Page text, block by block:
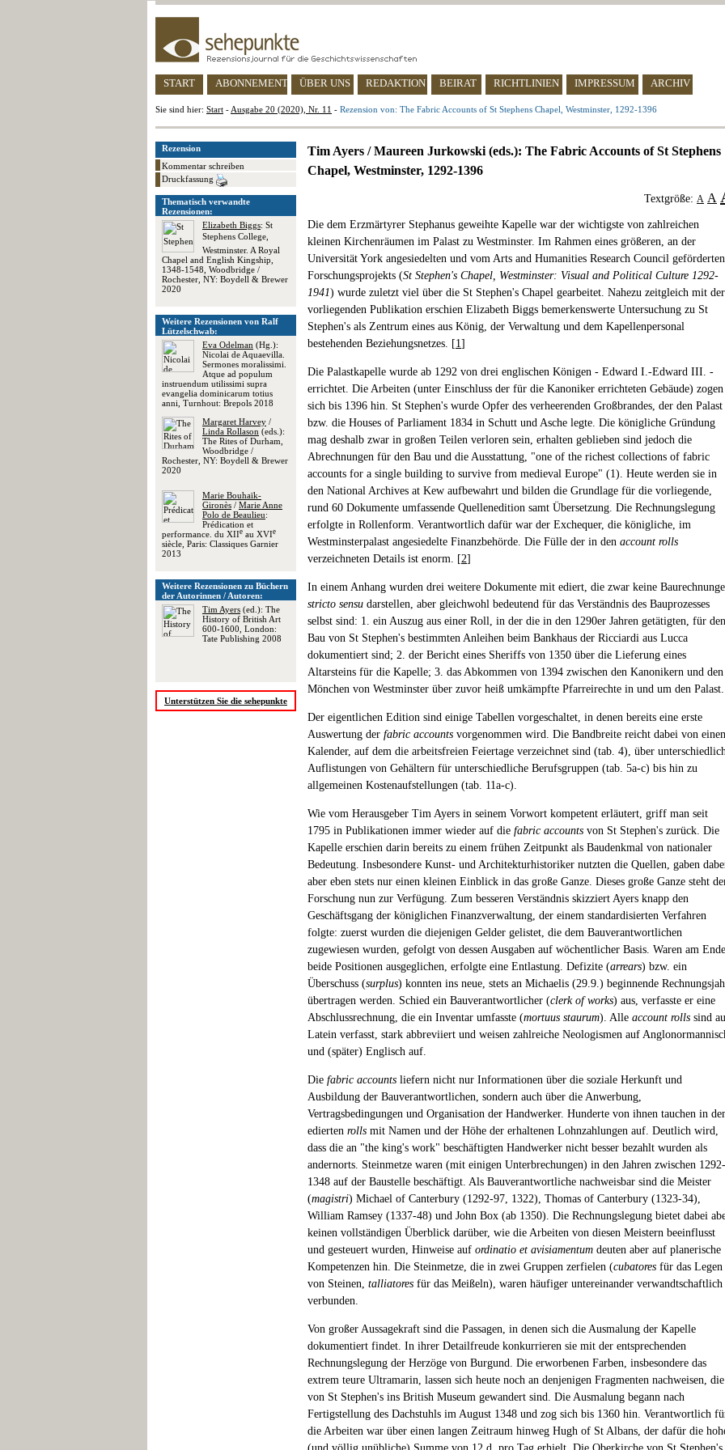
START ABONNEMENT ÜBER UNS REDAKTION BEIRAT RICHTLINIEN IMPRESSUM ARCHIV
Sie sind hier: Start - Ausgabe 20 (2020), Nr. 11 - Rezension von: The Fabric Accounts of St Stephens Chapel, Westminster, 1292-1396
Rezension
Kommentar schreiben
Druckfassung
Thematisch verwandte
Rezensionen:
Elizabeth Biggs: St
Stephens College,
Westminster. A Royal
Chapel and English Kingship,
1348-1548, Woodbridge /
Rochester, NY: Boydell & Brewer
2020
Weitere Rezensionen von Ralf
Lützelschwab:
Eva Odelman (Hg.):
Nicolai de Aquaevilla.
Sermones moralissimi.
Atque ad populum
instruendum utilissimi supra
evangelia dominicarum totius
anni, Turnhout: Brepols 2018
Margaret Harvey /
Linda Rollason (eds.):
The Rites of Durham,
Woodbridge /
Rochester, NY: Boydell & Brewer
2020
Marie Bouhaïk-
Gironès / Marie Anne
Polo de Beaulieu:
Prédication et
performance. du XIIe au XVIe
siècle, Paris: Classiques Garnier
2013
Weitere Rezensionen zu Büchern
der Autorinnen / Autoren:
Tim Ayers (ed.): The
History of British Art
600-1600, London:
Tate Publishing 2008
Unterstützen Sie die sehepunkte
Tim Ayers / Maureen Jurkowski (eds.): The Fabric Accounts of St Stephens
Chapel, Westminster, 1292-1396
Textgröße: A A
Die dem Erzmärtyrer Stephanus geweihte Kapelle war der wichtigste von zahlreichen
kleinen Kirchenräumen im Palast zu Westminster. Im Rahmen eines größeren, an der
Universität York angesiedelten und vom Arts and Humanities Research Council geförderten
Forschungsprojekts (St Stephen's Chapel, Westminster: Visual and Political Culture 1292-
1941) wurde zuletzt viel über die St Stephen's Chapel gearbeitet. Nahezu zeitgleich mit der
vorliegenden Publikation erschien Elizabeth Biggs bemerkenswerte Untersuchung zu St
Stephen's als Zentrum eines aus König, der Verwaltung und dem Kapellenpersonal
bestehenden Beziehungsnetzes. [1]
Die Palastkapelle wurde ab 1292 von drei englischen Königen - Edward I.-Edward III. -
errichtet. Die Arbeiten (unter Einschluss der für die Kanoniker errichteten Gebäude) zogen
sich bis 1396 hin. St Stephen's wurde Opfer des verheerenden Großbrandes, der den Palast
bzw. die Houses of Parliament 1834 in Schutt und Asche legte. Die königliche Gründung
mag deshalb zwar in großen Teilen verloren sein, erhalten geblieben sind jedoch die
Abrechnungen für den Bau und die Ausstattung, "one of the richest collections of fabric
accounts for a single building to survive from medieval Europe" (1). Heute werden sie in
den National Archives at Kew aufbewahrt und bilden die Grundlage für die vorliegende,
rund 60 Dokumente umfassende Quellenedition samt Übersetzung. Die Rechnungslegung
erfolgte in Rollenform. Verantwortlich dafür war der Exchequer, die königliche, im
Westminsterpalast angesiedelte Finanzbehörde. Die Fülle der in den account rolls
verzeichneten Details ist enorm. [2]
In einem Anhang wurden drei weitere Dokumente mit ediert, die zwar keine
stricto sensu darstellen, aber gleichwohl bedeutend für das Verständnis des Bauprozesses
selbst sind: 1. ein Auszug aus einer Roll, in der die in den 1290er Jahren getätigten, für den
Bau von St Stephen's bestimmten Anleihen beim Bankhaus der Ricciardi aus Lucca
dokumentiert sind; 2. der Bericht eines Sheriffs von 1350 über die Lieferung eines
Altarsteins für die Kapelle; 3. das Abkommen von 1394 zwischen den Kanonikern und den
Mönchen von Westminster über zuvor heiß umkämpfte Pfarreirechte in und um den Palast.
Der eigentlichen Edition sind einige Tabellen vorgeschaltet, in denen bereits eine erste
Auswertung der fabric accounts vorgenommen wird. Die Bandbreite reicht dabei von
Kalender, auf dem die arbeitsfreien Feiertage verzeichnet sind (tab. 4), über
Auflistungen von Gehältern für unterschiedliche Berufsgruppen (tab. 5a-c) bis hin zu
allgemeinen Kostenaufstellungen (tab. 11a-c).
Wie vom Herausgeber Tim Ayers in seinem Vorwort kompetent erläutert, griff man seit
1795 in Publikationen immer wieder auf die fabric accounts von St Stephen's zurück. Die
Kapelle erschien darin bereits zu einem frühen Zeitpunkt als Baudenkmal von nationaler
Bedeutung. Insbesondere Kunst- und Architekturhistoriker nutzten die Quellen, gaben
aber eben stets nur einen kleinen Einblick in das große Ganze. Dieses große Ganze steht
Forschung nun zur Verfügung. Zum besseren Verständnis skizziert Ayers knapp den
Geschäftsgang der königlichen Finanzverwaltung, der einem standardisierten Verfahren
folgte: zuerst wurden die diejenigen Gelder gelistet, die dem Bauverantwortlichen
zugewiesen wurden, gefolgt von dessen Ausgaben auf wöchentlicher Basis. Waren am Ende
beide Positionen ausgeglichen, erfolgte eine Entlastung. Defizite (arrears) bzw. ein
Überschuss (surplus) konnten ins neue, stets an Michaelis (29.9.) beginnende
übertragen werden. Schied ein Bauverantwortlicher (clerk of works) aus, verfasste er eine
Abschlussrechnung, die ein Inventar umfasste (mortuus staurum). Alle account rolls sind
Latein verfasst, stark abbreviiert und weisen zahlreiche Neologismen auf
und (später) Englisch auf.
Die fabric accounts liefern nicht nur Informationen über die soziale Herkunft und
Ausbildung der Bauverantwortlichen, sondern auch über die Anwerbung,
Vertragsbedingungen und Organisation der Handwerker. Hunderte von ihnen tauchen in
edierten rolls mit Namen und der Höhe der erhaltenen Lohnzahlungen auf. Deutlich wird,
dass die an "the king's work" beschäftigten Handwerker nicht besser bezahlt wurden als
andernorts. Steinmetze waren (mit einigen Unterbrechungen) in den Jahren zwischen 1292-
1348 auf der Baustelle beschäftigt. Als Bauverantwortliche nachweisbar sind die Meister
(magistri) Michael of Canterbury (1292-97, 1322), Thomas of Canterbury (1323-34),
William Ramsey (1337-48) und John Box (ab 1350). Die Rechnungslegung bietet dabei
keinen vollständigen Überblick darüber, wie die Arbeiten von diesen Meistern beeinflusst
und gesteuert wurden, Hinweise auf ordinatio et avisiamentum deuten aber auf planerische
Kompetenzen hin. Die Steinmetze, die in zwei Gruppen zerfielen (cubatores für das Legen
von Steinen, talliatores für das Meißeln), waren häufiger untereinander verwandtschaftlich
verbunden.
Von großer Aussagekraft sind die Passagen, in denen sich die Ausmalung der Kapelle
dokumentiert findet. In ihrer Detailfreude konkurrieren sie mit der entsprechenden
Rechnungslegung der Herzöge von Burgund. Die erworbenen Farben, insbesondere das
extrem teure Ultramarin, lassen sich heute noch an denjenigen Fragmenten nachweisen, die
von St Stephen's ins British Museum gewandert sind. Die Ausmalung begann nach
Fertigstellung des Dachstuhls im August 1348 und zog sich bis 1360 hin. Verantwortlich
die Arbeiten war über einen langen Zeitraum hinweg Hugh of St Albans, der dafür die